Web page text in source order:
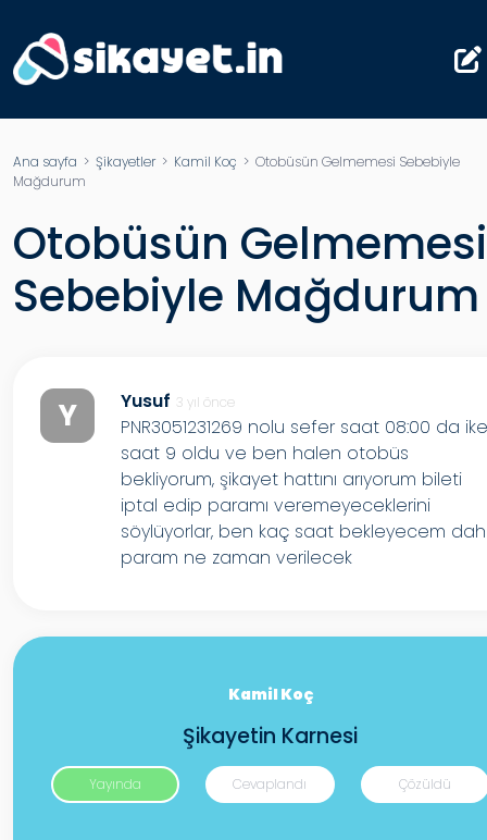
Ana sayfa > Şikayetler> Kamil Koç > Otobüsün Gelmemesi Sebebiyle
Mağdurum
Otobüsün Gelmemesi
Sebebiyle Mağdurum
Y Yusuf 3 yıl önce
PNR3051231269 nolu sefer saat 08:00 da
saat 9 oldu ve ben halen otobüs
bekliyorum, şikayet hattını arıyorum bileti
iptal edip paramı veremeyeceklerini
söylüyorlar, ben kaç saat bekleyecem
param ne zaman verilecek
Kamil Koç
Şikayetin Karnesi
Yayında Cevaplandı Çözüldü